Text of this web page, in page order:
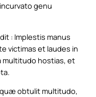
genu
: Implestis manus
victimas et laudes in
multitudo hostias, et
obtulit multitudo,